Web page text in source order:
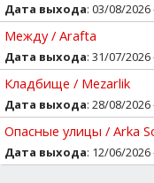
Дата выхода: 03/08/2026
Между / Arafta
Дата выхода: 31/07/2026
Кладбище / Mezarlik
Дата выхода: 28/08/2026
Опасные улицы / Arka
Дата выхода: 12/06/2026